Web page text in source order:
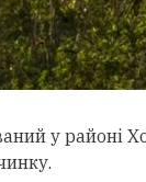
у районі